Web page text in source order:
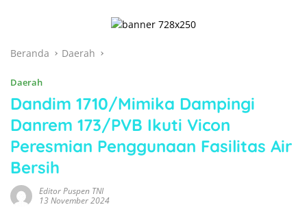
Beranda Daerah
Daerah
Dandim 1710/Mimika Dampingi
Danrem 173/PVB Ikuti Vicon
Peresmian Penggunaan Fasilitas Air
Bersih
Editor Puspen TNI
13 November 2024